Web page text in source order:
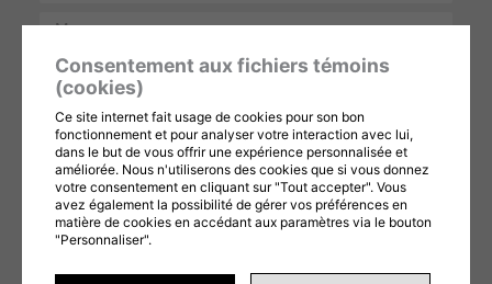
Message
Ce formulaire est protégé par reCAPTCHA et lesPolitiques de confidentialité
Conditions d'utilisation
de Google s'appliquent. En remplissant ce formulaire,
vous consentez à partager vos informations conformément à nosConditions
d'utilisationetpolitique de confidentialité.
ENVOYER LA DEMANDE
Consentement aux fichiers témoins
(cookies)
Ce site internet fait usage de cookies pour son bon
fonctionnement et pour analyser votre interaction avec lui,
dans le but de vous offrir une expérience personnalisée et
améliorée. Nous n'utiliserons des cookies que si vous donnez
votre consentement en cliquant sur "Tout accepter". Vous
avez également la possibilité de gérer vos préférences en
matière de cookies en accédant aux paramètres via le bouton
"Personnaliser".